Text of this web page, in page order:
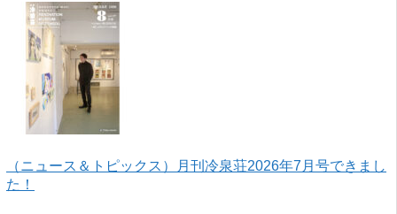
（ニュース＆トピックス）月刊冷泉荘2026年7月号できまし
た！